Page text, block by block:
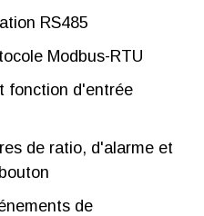
RS485
Modbus-RTU
fonction d'entrée
de ratio, d'alarme et
de